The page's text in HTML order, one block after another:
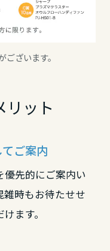
ざいます。
リット
ご案内
優先的にご案内い
雑時もお待たせせ
ます。